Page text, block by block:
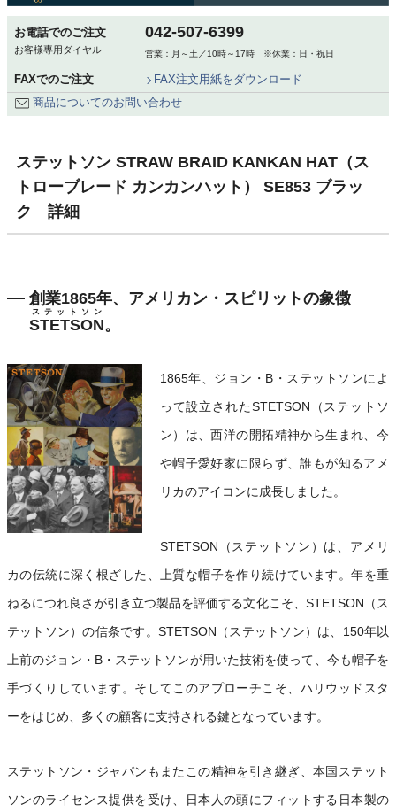
お電話でのご注文
お客様専用ダイヤル
042-507-6399
営業：月～土／10時～17時 ※休業：日・祝日
FAXでのご注文
FAX注文用紙をダウンロード
商品についてのお問い合わせ
ステットソン STRAW BRAID KANKAN HAT（ス
トローブレード カンカンハット） SE853 ブラッ
ク 詳細
創業1865年、アメリカン・スピリットの象徴
STETSON
ステットソン
。
1865年、ジョン・B・ステットソンによ
って設立されたSTETSON（ステットソ
ン）は、西洋の開拓精神から生まれ、今
や帽子愛好家に限らず、誰もが知るアメ
リカのアイコンに成長しました。
STETSON（ステットソン）は、アメリ
カの伝統に深く根ざした、上質な帽子を作り続けています。年を重
ねるにつれ良さが引き立つ製品を評価する文化こそ、STETSON（ス
テットソン）の信条です。STETSON（ステットソン）は、150年以
上前のジョン・B・ステットソンが用いた技術を使って、今も帽子を
手づくりしています。そしてこのアプローチこそ、ハリウッドスタ
ーをはじめ、多くの顧客に支持される鍵となっています。
ステットソン・ジャパンもまたこの精神を引き継ぎ、本国ステット
ソンのライセンス提供を受け、日本人の頭にフィットする日本製の